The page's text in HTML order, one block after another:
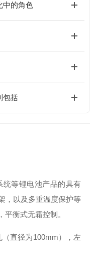
中的角色
包括
统等锂电池产品的具有
，以及多重温度保护等
衡式无霜控制。
直径为100mm），左